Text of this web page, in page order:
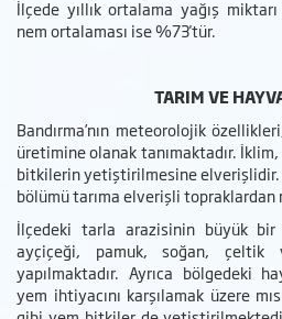
İlçede yıllık ortalama yağış
nem ortalaması ise %73'tür.
TARIM VE
Bandırma’nın meteorolojik
üretimine olanak tanımaktadır.
bitkilerin yetiştirilmesine elverişlidir.
bölümü tarıma elverişli
İlçedeki tarla arazisinin büyük bir
ayçiçeği, pamuk, soğan, çeltik
yapılmaktadır. Ayrıca bölgedeki
yem ihtiyacını karşılamak üzere